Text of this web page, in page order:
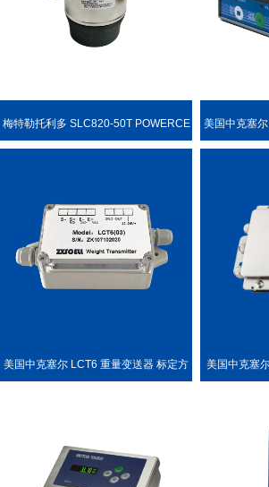
梅特勒托利多 SLC820-50T POWERCE 美国中克塞
美国中克塞尔 LCT6 重量变送器 标定方 美国中克塞